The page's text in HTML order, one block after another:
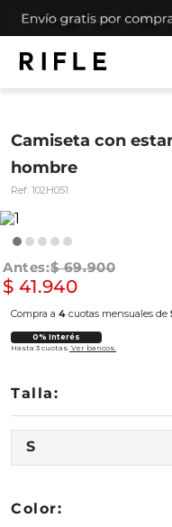
Camiseta con
hombre
Ref: 102H051
$ 69.900
$ 41.940
Compra a 4 cuotas mensuales de
0% Interés
Hasta 3 cuotas. Ver bancos.
S
Color: